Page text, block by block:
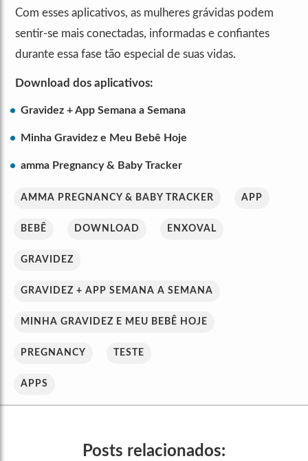
Com esses aplicativos, as mulheres grávidas podem
sentir-se mais conectadas, informadas e confiantes
durante essa fase tão especial de suas vidas.
Download dos aplicativos:
Gravidez + App Semana a Semana
Minha Gravidez e Meu Bebê Hoje
amma Pregnancy & Baby Tracker
AMMA PREGNANCY & BABY TRACKER APP
BEBÊ DOWNLOAD ENXOVAL
GRAVIDEZ
GRAVIDEZ + APP SEMANA A SEMANA
MINHA GRAVIDEZ E MEU BEBÊ HOJE
PREGNANCY TESTE
APPS
Posts relacionados: